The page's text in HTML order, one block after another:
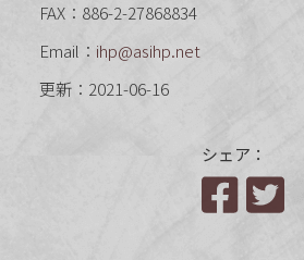
FAX：886-2-27868834
Email： ihp@asihp.net
更新：2021-06-16
シェア：
Facebook